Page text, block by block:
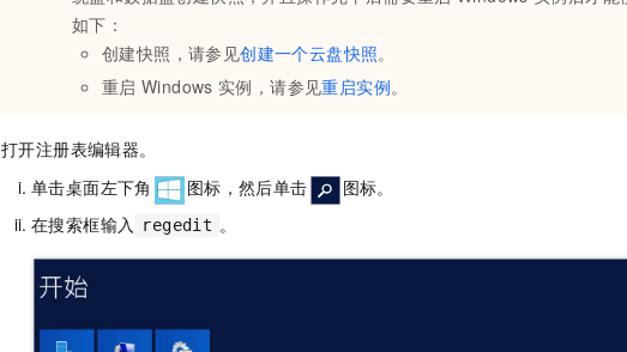
如下：
创建快照，请参见创建一个云盘快照。
重启 Windows 实例，请参见重启实例。
打开注册表编辑器。
单击桌面左下角
图标，然后单击
图标。
在搜索框输入
regedit 。